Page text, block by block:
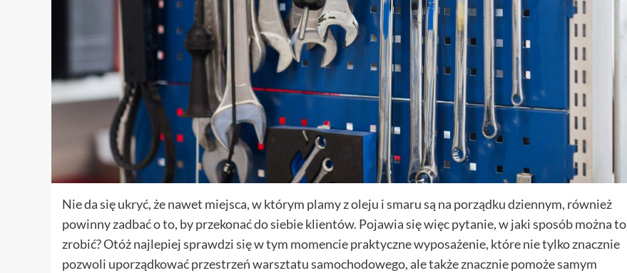
Nie da się ukryć, że nawet miejsca, w którym plamy z oleju i smaru są na porządku dziennym, również
powinny zadbać o to, by przekonać do siebie klientów. Pojawia się więc pytanie, w jaki sposób można to
zrobić? Otóż najlepiej sprawdzi się w tym momencie praktyczne wyposażenie, które nie tylko znacznie
pozwoli uporządkować przestrzeń warsztatu samochodowego, ale także znacznie pomoże samym